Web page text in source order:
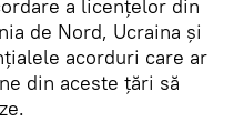
a licențelor din
de Nord, Ucraina și
acorduri care ar
din aceste țări să